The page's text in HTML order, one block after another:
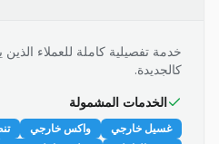
خدمة تفصيلية كاملة للعملاء الذين
كالجديدة.
الخدمات المشمولة
غسيل خارجي واكس خارجي